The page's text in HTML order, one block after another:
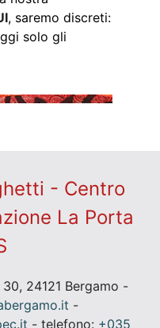
, saremo discreti:
solo gli
- Centro
La Porta
24121 Bergamo -
-
- telefono: +035